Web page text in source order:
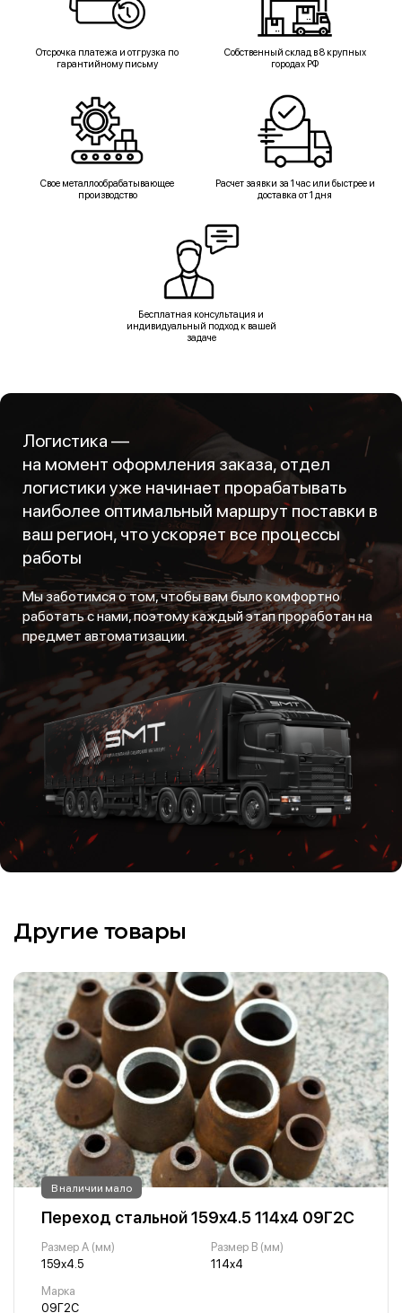
Отсрочка платежа и отгрузка по
гарантийному письму
Собственный склад в 8 крупных
городах РФ
Свое металлообрабатывающее
производство
Расчет заявки за 1 час или быстрее и
доставка от 1 дня
Бесплатная консультация и
индивидуальный подход к вашей
задаче
Логистика —
на момент оформления заказа, отдел
логистики уже начинает прорабатывать
наиболее оптимальный маршрут поставки в
ваш регион, что ускоряет все процессы
работы
Мы заботимся о том, чтобы вам было комфортно
работать с нами, поэтому каждый этап проработан на
предмет автоматизации.
Другие товары
В наличии мало
Переход стальной 159х4.5 114х4 09Г2С
Размер A (мм)
159х4.5
Размер B (мм)
114х4
Марка
09Г2С